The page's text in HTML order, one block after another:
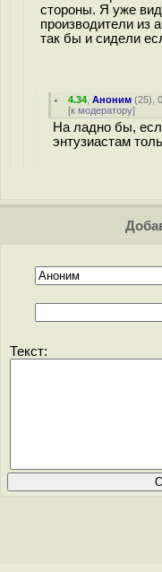
стороны. Я уже
производители из
так бы и сидели
4.34 ,Аноним (25),
[к модератору]
На ладно бы,
энтузиастам
Текст: